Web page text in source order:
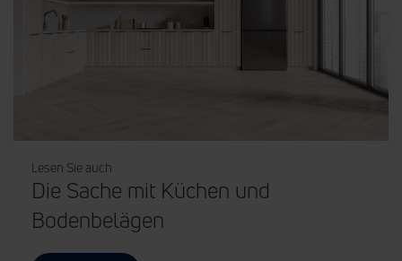
Lesen Sie auch
Die Sache mit Küchen und
Bodenbelägen